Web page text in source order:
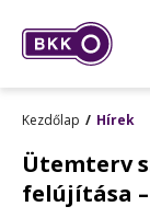
Kezdőlap Hírek
Ütemterv
felújítása